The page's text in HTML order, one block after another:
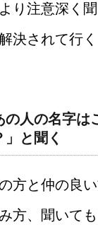
り注意深く
決されて行
の人の名字は
と聞く
方と仲の良
方、聞いて